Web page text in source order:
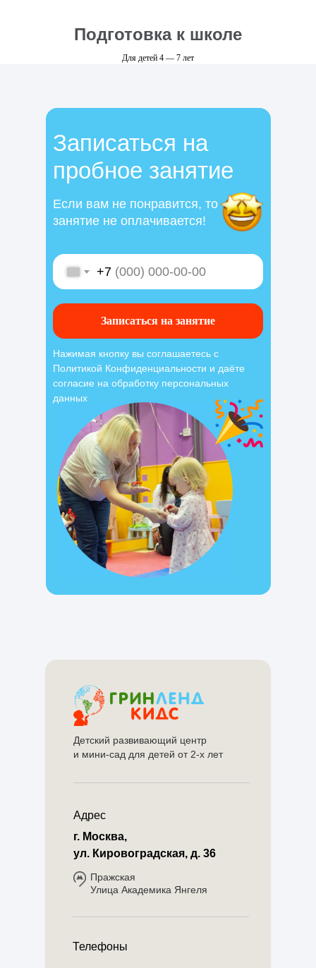
Подготовка к школе
Для детей 4 — 7 лет
Записаться на
пробное занятие
+7
Записаться на занятие
Нажимая кнопку вы соглашаетесь с
Политикой Конфиденциальности и даёте
согласие на обработку персональных
данных
Если вам не понравится, то
занятие не оплачивается!
Детский развивающий центр
и мини-сад для детей от 2-х лет
Пражская
Улица Академика Янгеля
Адрес
Телефоны
г. Москва,
ул. Кировоградская, д. 36